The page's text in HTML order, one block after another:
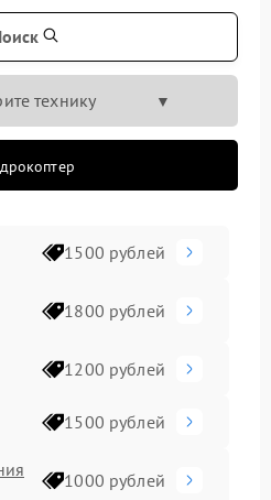
технику
1500 рублей
1800 рублей
1200 рублей
1500 рублей
1000 рублей